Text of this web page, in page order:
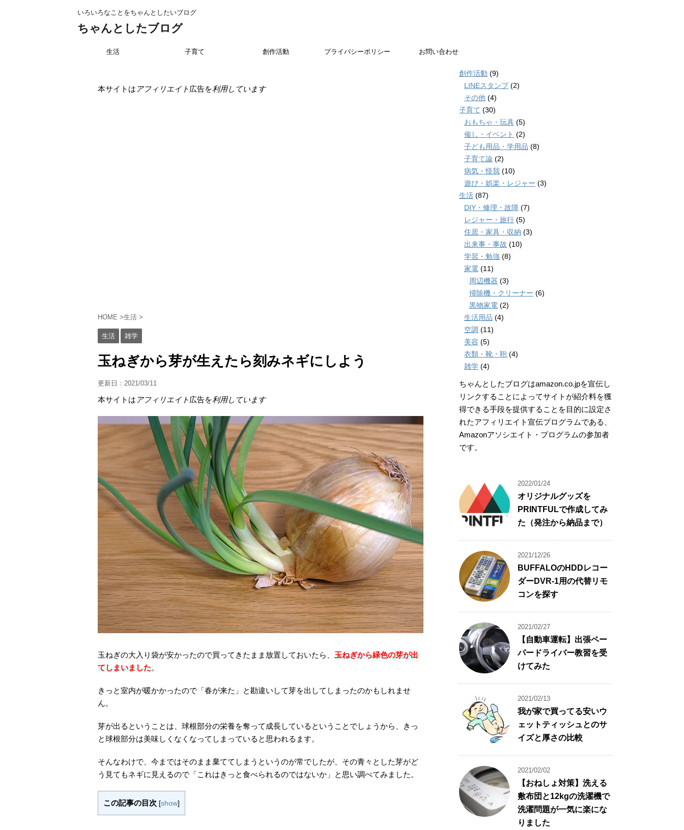
いろいろなことをちゃんとしたいブログ
ちゃんとしたブログ
生活 子育て 創作活動 プライバシーポリシー お問い合わせ
本サイトは アフィリエイト広告を利用しています
HOME >生活 >
生活 雑学
玉ねぎから芽が生えたら刻みネギにしよう
更新日： 2021/03/11
本サイトは アフィリエイト広告を利用しています
玉ねぎの大入り袋が安かったので買ってきたまま放置しておいたら、 玉ねぎから緑色の芽が出
てしまいました。
きっと室内が暖かかったので「春が来た」と勘違いして芽を出してしまったのかもしれませ
ん。
芽が出るということは、球根部分の栄養を奪って成長しているということでしょうから、きっ
と球根部分は美味しくなくなってしまっていると思われるます。
そんなわけで、今まではそのまま棄ててしまうというのが常でしたが、その青々とした芽がど
う見てもネギに見えるので「これはきっと食べられるのではないか」と思い調べてみました。
この記事の目次 [show]
創作活動 (9)
LINEスタンプ(2)
その他 (4)
子育て (30)
おもちゃ・玩具 (5)
催し・イベント (2)
子ども用品・学用品 (8)
子育て論 (2)
病気・怪我 (10)
遊び・娯楽・レジャー (3)
生活 (87)
DIY・修理・故障 (7)
レジャー・旅行 (5)
住居・家具・収納 (3)
出来事・事故 (10)
学習・勉強 (8)
家電 (11)
周辺機器 (3)
掃除機・クリーナー (6)
黒物家電 (2)
生活用品 (4)
空調 (11)
美容 (5)
衣類・靴・鞄 (4)
雑学 (4)
ちゃんとしたブログはamazon.co.jpを宣伝し
リンクすることによってサイトが紹介料を獲
得できる手段を提供することを目的に設定さ
れたアフィリエイト宣伝プログラムである、
Amazonアソシエイト・プログラムの参加者
です。
2022/01/24
オリジナルグッズを
PRINTFULで作成してみ
た（発注から納品まで）
2021/12/26
BUFFALOのHDDレコー
ダーDVR-1用の代替リモ
コンを探す
2021/02/27
【自動車運転】出張ペー
パードライバー教習を受
けてみた
2021/02/13
我が家で買ってる安いウ
ェットティッシュとのサ
イズと厚さの比較
2021/02/02
【おねしょ対策】洗える
敷布団と12kgの洗濯機で
洗濯問題が一気に楽にな
りました